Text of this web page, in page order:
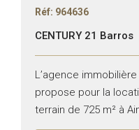
Réf: 964636
CENTURY 21 Barros
L’agence
propose pour la
terrain de 725 m² à
compose de : –